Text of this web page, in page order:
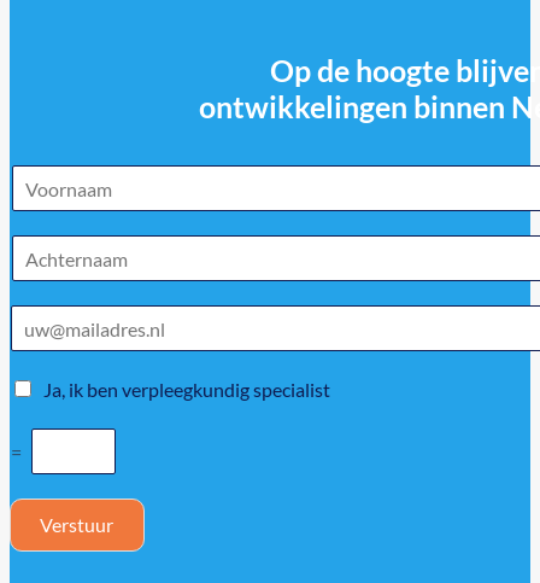
Op de hoogte
ontwikkelingen binnen
Ja, ik ben verpleegkundig specialist
=
Verstuur